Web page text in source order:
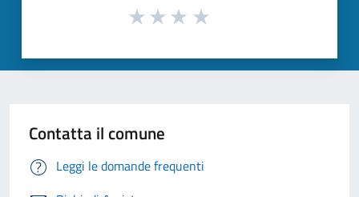
Contatta il comune
Leggi le domande frequenti